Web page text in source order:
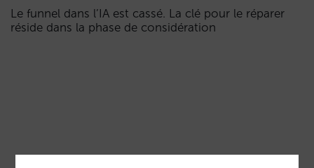
Le funnel dans l’IA est cassé. La clé pour le réparer
réside dans la phase de considération